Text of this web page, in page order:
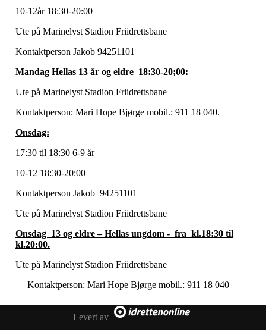
10-12år 18:30-20:00
Ute på Marinelyst Stadion Friidrettsbane
Kontaktperson Jakob 94251101
Mandag Hellas 13 år og eldre 18:30-20;00:
Ute på Marinelyst Stadion Friidrettsbane
Kontaktperson: Mari Hope Bjørge mobil.: 911 18 040.
Onsdag:
17:30 til 18:30 6-9 år
10-12 18:30-20:00
Kontaktperson Jakob 94251101
Ute på Marinelyst Stadion Friidrettsbane
Onsdag 13 og eldre – Hellas ungdom - fra kl.18:30 til
kl.20:00.
Ute på Marinelyst Stadion Friidrettsbane
Kontaktperson: Mari Hope Bjørge mobil.: 911 18 040
Levert av